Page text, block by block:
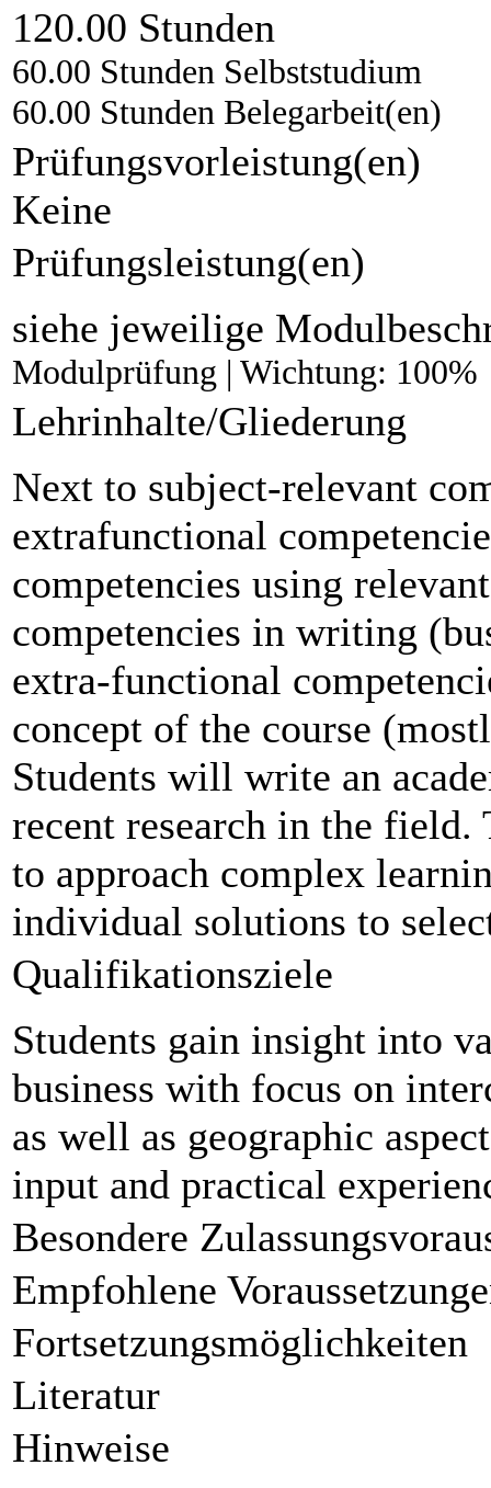
120.00 Stunden
60.00 Stunden Selbststudium
60.00 Stunden Belegarbeit(en)
Prüfungsvorleistung(en)
Keine
Prüfungsleistung(en)
siehe jeweilige
Modulprüfung | Wichtung: 100%
Lehrinhalte/Gliederung
Next to subject-relevant
extrafunctional
competencies using
competencies in writing
extra-functional
concept of the course
Students will write an
recent research in the
to approach complex
individual solutions to
Qualifikationsziele
Students gain insight into
business with focus on
as well as geographic
input and practical
Besondere
Empfohlene
Fortsetzungsmöglichkeiten
Literatur
Hinweise